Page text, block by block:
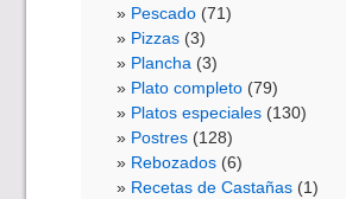
Pescado (71)
Pizzas (3)
Plancha (3)
Plato completo (79)
Platos especiales (130)
Postres (128)
Rebozados (6)
Recetas de Castañas (1)